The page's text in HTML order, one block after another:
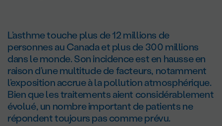
L’asthme touche plus de 12 millions de
personnes au Canada et plus de 300 millions
dans le monde. Son incidence est en hausse en
raison d’une multitude de facteurs, notamment
l’exposition accrue à la pollution atmosphérique.
Bien que les traitements aient considérablement
évolué, un nombre important de patients ne
répondent toujours pas comme prévu.